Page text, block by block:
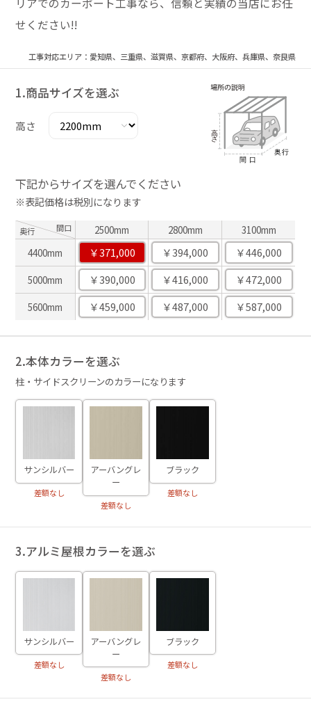
せください!!
工事対応エリア：愛知県、三重県、滋賀県、京都府、大阪府、兵庫県、奈良県
1.商品サイズを選ぶ
高さ
下記からサイズを選んでください
※表記価格は税別になります
奥行 間口 2500mm 2800mm
3100mm
4400mm
￥371,000 ￥394,000 ￥446,000
5000mm ￥390,000 ￥416,000 ￥472,000
5600mm ￥459,000 ￥487,000 ￥587,000
2.本体カラーを選ぶ
柱・サイドスクリーンのカラーになります
サンシルバー
差額なし
アーバングレ
ー
差額なし
ブラック
差額なし
3.アルミ屋根カラーを選ぶ
サンシルバー
差額なし
アーバングレ
ー
差額なし
ブラック
差額なし